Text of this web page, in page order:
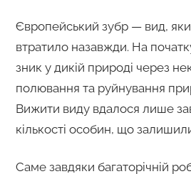
Європейський зубр — вид,
втратило назавжди. На
зник у дикій природі через
полювання та руйнування
Вижити виду вдалося лише
кількості особин, що
Саме завдяки багаторічній